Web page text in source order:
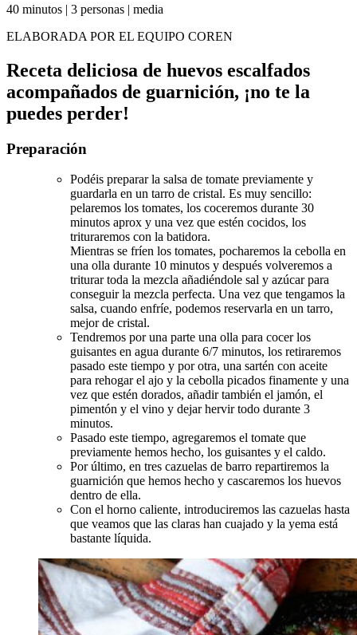
40 minutos | 3 personas | media
ELABORADA POR EL EQUIPO COREN
Receta deliciosa de huevos escalfados
acompañados de guarnición, ¡no te la
puedes perder!
Preparación
Podéis preparar la salsa de tomate previamente y
guardarla en un tarro de cristal. Es muy sencillo:
pelaremos los tomates, los coceremos durante 30
minutos aprox y una vez que estén cocidos, los
trituraremos con la batidora.
Mientras se fríen los tomates, pocharemos la cebolla en
una olla durante 10 minutos y después volveremos a
triturar toda la mezcla añadiéndole sal y azúcar para
conseguir la mezcla perfecta. Una vez que tengamos la
salsa, cuando enfríe, podemos reservarla en un tarro,
mejor de cristal.
Tendremos por una parte una olla para cocer los
guisantes en agua durante 6/7 minutos, los retiraremos
pasado este tiempo y por otra, una sartén con aceite
para rehogar el ajo y la cebolla picados finamente y una
vez que estén dorados, añadir también el jamón, el
pimentón y el vino y dejar hervir todo durante 3
minutos.
Pasado este tiempo, agregaremos el tomate que
previamente hemos hecho, los guisantes y el caldo.
Por último, en tres cazuelas de barro repartiremos la
guarnición que hemos hecho y cascaremos los huevos
dentro de ella.
Con el horno caliente, introduciremos las cazuelas hasta
que veamos que las claras han cuajado y la yema está
bastante líquida.